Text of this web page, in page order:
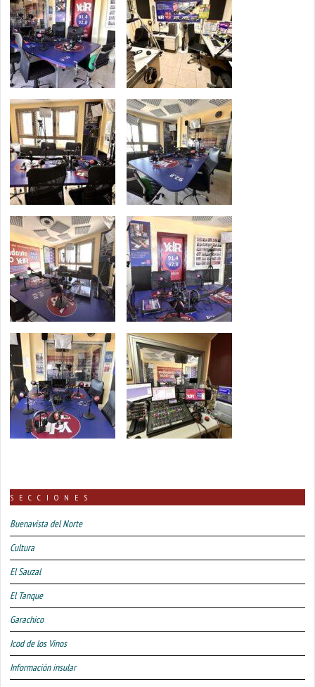
SECCIONES
Buenavista del Norte
Cultura
El Sauzal
El Tanque
Garachico
Icod de los Vinos
Información insular